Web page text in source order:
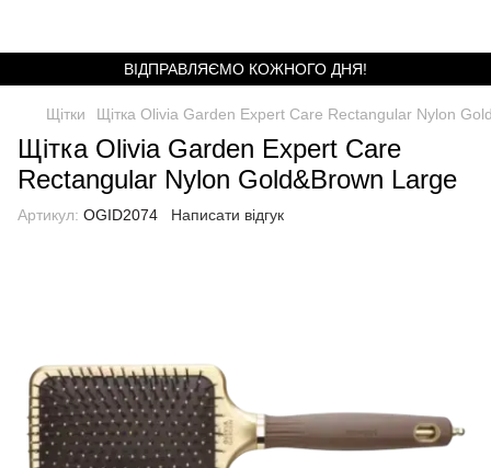
ВІДПРАВЛЯЄМО КОЖНОГО ДНЯ!
Щітки Щітка Olivia Garden Expert Care Rectangular Nylon
Щітка Olivia Garden Expert Care
Rectangular Nylon Gold&Brown Large
Артикул: OGID2074 Написати відгук